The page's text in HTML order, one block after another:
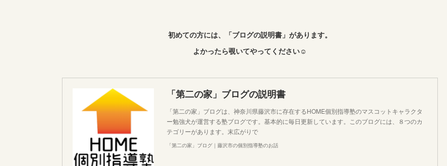
初めての方には、「ブログの説明書」があります。
よかったら覗いてやってください☺︎
「第二の家」ブログの説明書
「第二の家」ブログは、神奈川県藤沢市に存在するHOME個別指導塾のマスコットキャラクタ
ー勉強犬が運営する塾ブログです。基本的に毎日更新しています。このブログには、８つのカ
テゴリーがあります。末広がりで
「第二の家」ブログ｜藤沢市の個別指導塾のお話